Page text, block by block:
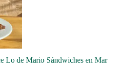
Lo de Mario Sándwiches en Mar